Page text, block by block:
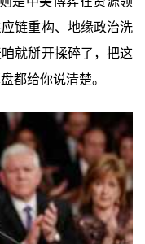
链重构、地缘政治洗
就掰开揉碎了，把这
都给你说清楚。